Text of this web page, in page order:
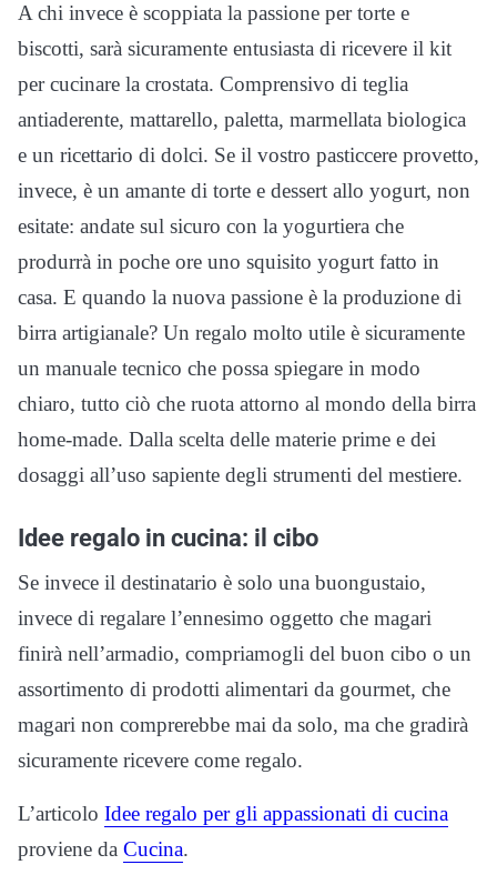
A chi invece è scoppiata la passione per torte e
biscotti, sarà sicuramente entusiasta di ricevere il kit
per cucinare la crostata. Comprensivo di teglia
antiaderente, mattarello, paletta, marmellata biologica
e un ricettario di dolci. Se il vostro pasticcere provetto,
invece, è un amante di torte e dessert allo yogurt, non
esitate: andate sul sicuro con la yogurtiera che
produrrà in poche ore uno squisito yogurt fatto in
casa. E quando la nuova passione è la produzione di
birra artigianale? Un regalo molto utile è sicuramente
un manuale tecnico che possa spiegare in modo
chiaro, tutto ciò che ruota attorno al mondo della birra
home-made. Dalla scelta delle materie prime e dei
dosaggi all’uso sapiente degli strumenti del mestiere.
Idee regalo in cucina: il cibo
Se invece il destinatario è solo una buongustaio,
invece di regalare l’ennesimo oggetto che magari
finirà nell’armadio, compriamogli del buon cibo o un
assortimento di prodotti alimentari da gourmet, che
magari non comprerebbe mai da solo, ma che gradirà
sicuramente ricevere come regalo.
L’articolo Idee regalo per gli appassionati di cucina
proviene da Cucina.